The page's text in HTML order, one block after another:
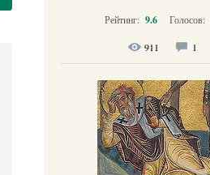
Рейтинг: 9.6 Голосов:
911 1